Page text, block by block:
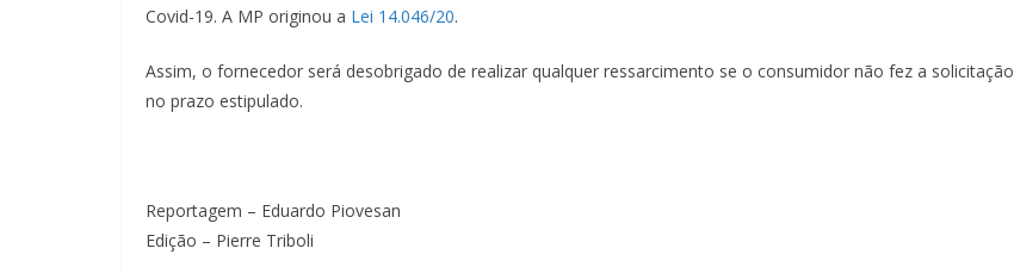
Covid-19. A MP originou a Lei 14.046/20.
Assim, o fornecedor será desobrigado de realizar qualquer ressarcimento se o consumidor não fez a solicitação
no prazo estipulado.
Reportagem – Eduardo Piovesan
Edição – Pierre Triboli